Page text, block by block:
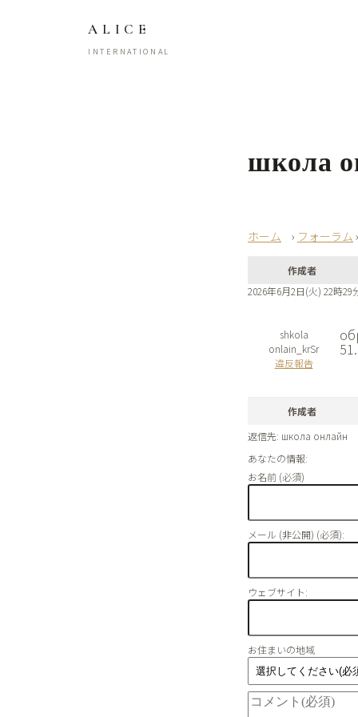
ALICE
INTERNATIONAL
школа
› フォーラム ›
作成者
2026年6月2日(火) 22時29
shkola
onlain_krSr
違反報告
作成者
返信先: школа онлайн
あなたの情報:
お名前 (必須)
メール (非公開) (必須):
ウェブサイト:
お住まいの地域